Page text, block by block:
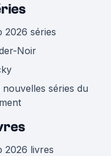
2026 séries
Noir
nouvelles séries du
2026 livres